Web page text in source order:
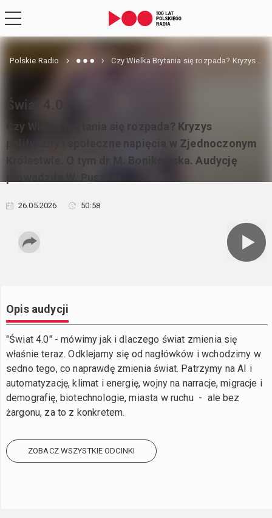
Polskie Radio Czy Wielka Brytania się rozpada? Kryzys polityczny i społeczne napięcia w Zjednoczonym Królestwie. O tym dr M. Bonikowska. Audycję prowadziła W. Puszkar
Świat 4.0
Czy Wielka Brytania się rozpada? Kryzys
polityczny i społeczne napięcia w Zjednoczonym
Królestwie. O tym dr M. Bonikowska. Audycję
26.05.2026 50:58
Opis audycji
"Świat 4.0" - mówimy jak i dlaczego świat zmienia się
właśnie teraz. Odklejamy się od nagłówków i wchodzimy w
sedno tego, co naprawdę zmienia świat. Patrzymy na AI i
automatyzację, klimat i energię, wojny na narracje, migracje i
demografię, biotechnologie, miasta w ruchu - ale bez
żargonu, za to z konkretem.
ZOBACZ WSZYSTKIE ODCINKI